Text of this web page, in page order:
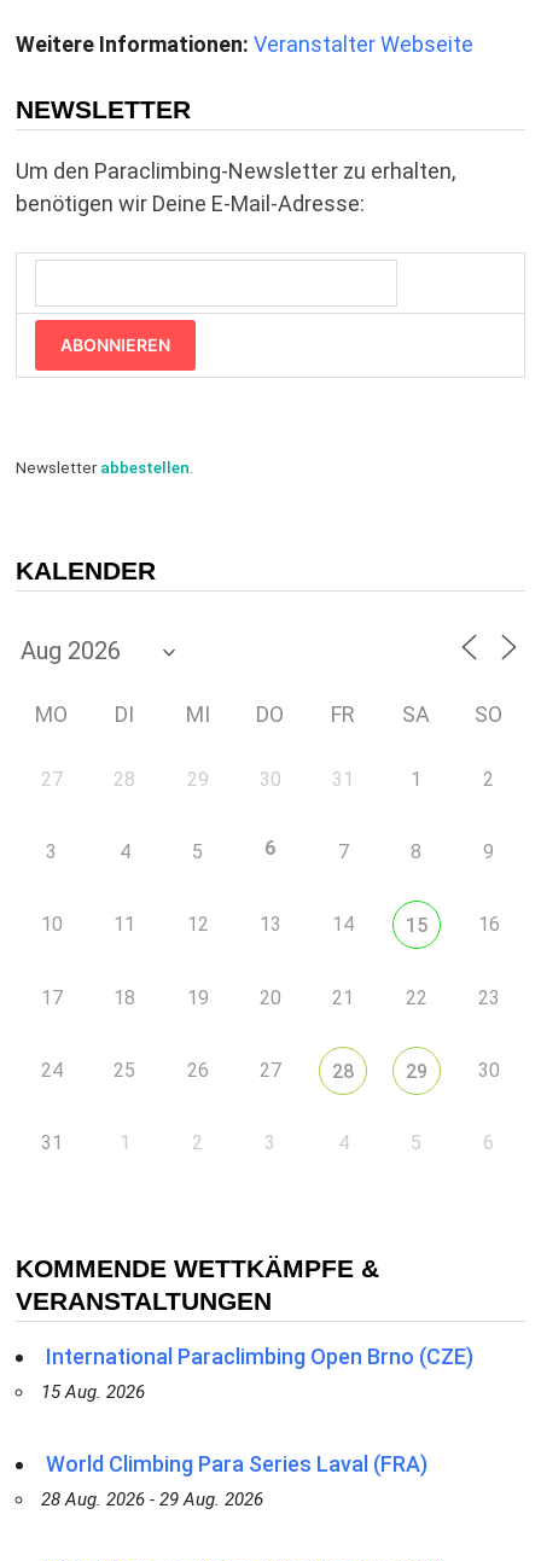
Weitere Informationen: Veranstalter Webseite
NEWSLETTER
Um den Paraclimbing-Newsletter zu erhalten,
benötigen wir Deine E-Mail-Adresse:
ABONNIEREN
Newsletterabbestellen.
KALENDER
MO DI MI DO FR SA SO
27 28 29 30 31 1 2
3 4 5 6 7 8 9
10 11 12 13 14 15 16
17 18 19 20 21 22 23
24 25 26 27 28 29 30
31 1 2 3 4 5 6
KOMMENDE WETTKÄMPFE &
VERANSTALTUNGEN
International Paraclimbing Open Brno (CZE)
15 Aug. 2026
World Climbing Para Series Laval (FRA)
28 Aug. 2026 - 29 Aug. 2026